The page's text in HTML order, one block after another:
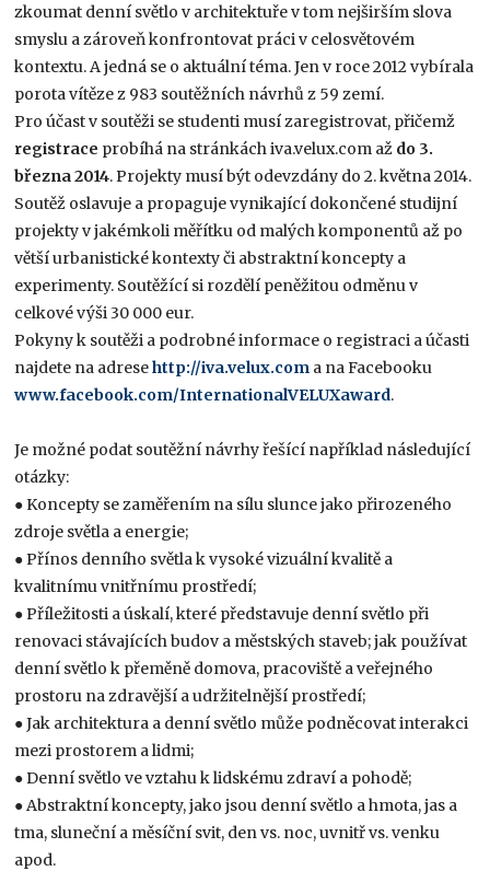
zkoumat denní světlo v architektuře v tom nejširším slova
smyslu a zároveň konfrontovat práci v celosvětovém
kontextu. A jedná se o aktuální téma. Jen v roce 2012 vybírala
porota vítěze z 983 soutěžních návrhů z 59 zemí.
Pro účast v soutěži se studenti musí zaregistrovat, přičemž
registrace probíhá na stránkách iva.velux.com až do 3.
března 2014. Projekty musí být odevzdány do 2. května 2014.
Soutěž oslavuje a propaguje vynikající dokončené studijní
projekty v jakémkoli měřítku od malých komponentů až po
větší urbanistické kontexty či abstraktní koncepty a
experimenty. Soutěžící si rozdělí peněžitou odměnu v
celkové výši 30 000 eur.
Pokyny k soutěži a podrobné informace o registraci a účasti
najdete na adresehttp://iva.velux.com a na Facebooku
www.facebook.com/InternationalVELUXaward.
Je možné podat soutěžní návrhy řešící například následující
otázky:
● Koncepty se zaměřením na sílu slunce jako přirozeného
zdroje světla a energie;
● Přínos denního světla k vysoké vizuální kvalitě a
kvalitnímu vnitřnímu prostředí;
● Příležitosti a úskalí, které představuje denní světlo při
renovaci stávajících budov a městských staveb; jak používat
denní světlo k přeměně domova, pracoviště a veřejného
prostoru na zdravější a udržitelnější prostředí;
● Jak architektura a denní světlo může podněcovat interakci
mezi prostorem a lidmi;
● Denní světlo ve vztahu k lidskému zdraví a pohodě;
● Abstraktní koncepty, jako jsou denní světlo a hmota, jas a
tma, sluneční a měsíční svit, den vs. noc, uvnitř vs. venku
apod.